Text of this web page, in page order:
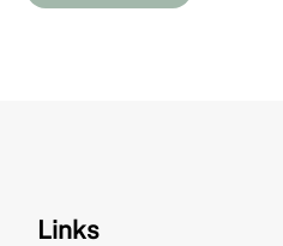
Links